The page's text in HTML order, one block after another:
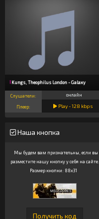
Kungs, Theophilus London - Galaxy
Слушатели: онлайн
Плеер: Play -128 kbps
Наша кнопка
Мы будем вам признательны, если вы
разместите нашу кнопку у себя на сайте.
Размер кнопки: 88x31